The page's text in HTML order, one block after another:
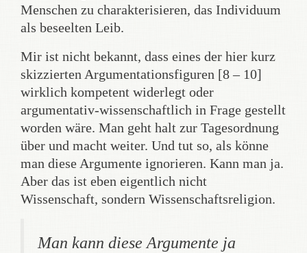
Menschen zu charakterisieren, das Individuum
als beseelten Leib.
Mir ist nicht bekannt, dass eines der hier kurz
skizzierten Argumentationsfiguren [8 – 10]
wirklich kompetent widerlegt oder
argumentativ-wissenschaftlich in Frage gestellt
worden wäre. Man geht halt zur Tagesordnung
über und macht weiter. Und tut so, als könne
man diese Argumente ignorieren. Kann man ja.
Aber das ist eben eigentlich nicht
Wissenschaft, sondern Wissenschaftsreligion.
Man kann diese Argumente ja